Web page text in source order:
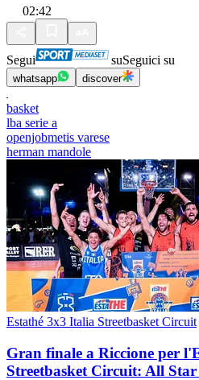
02:42
Segui suSeguici su
whatsapp discover
basket
lba serie a
openjobmetis varese
herman mandole
Estathé 3x3 Italia Streetbasket Circuit
Gran finale a Riccione per
Streetbasket Circuit: All